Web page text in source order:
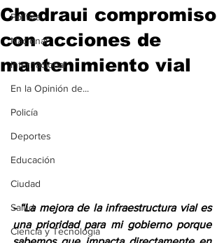
Política
Nacional
Internacional
En la Opinión de...
Policía
Deportes
Educación
Ciudad
Salud
Ciencia y Tecnología
Chedraui compromiso
con acciones de
mantenimiento vial
- “La mejora de la infraestructura vial es
una prioridad para mi gobierno porque